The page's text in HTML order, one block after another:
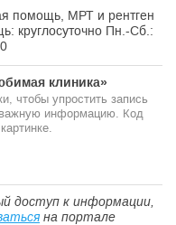
помощь, МРТ и рентген
круглосуточно Пн.-Сб.:
клиника»
чтобы упростить запись
важную информацию. Код
доступ к информации,
на портале